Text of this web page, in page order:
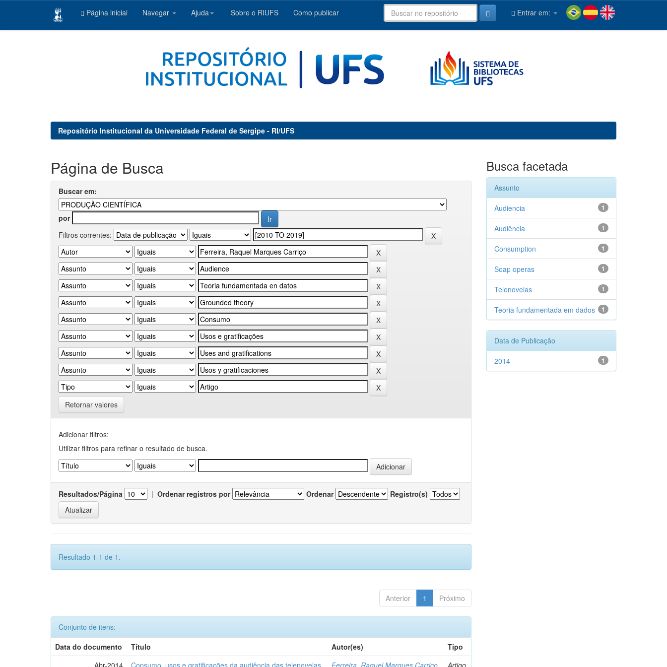
Página inicial Navegar Ajuda Sobre o RIUFS Como publicar Entrar em:
Repositório Institucional da Universidade Federal de Sergipe - RI/UFS
Página de Busca
Buscar em:
por
Filtros correntes:
Retornar valores
Adicionar filtros:
Utilizar filtros para refinar o resultado de busca.
Resultados/Página | Ordenar registros por Ordenar Registro(s)
Resultado 1-1 de 1.
Anterior 1 Próximo
Conjunto de itens:
Data do documento
Título Autor(es)
Tipo
Abr-2014
Consumo, usos e gratificações da audiência das telenovelas Ferreira, Raquel Marques Carriço Artigo
Busca facetada
Assunto
1
Audiencia
1
Audiência
1
Consumption
1
Soap operas
1
Telenovelas
1
Teoria fundamentada em dados
Data de Publicação
1
2014